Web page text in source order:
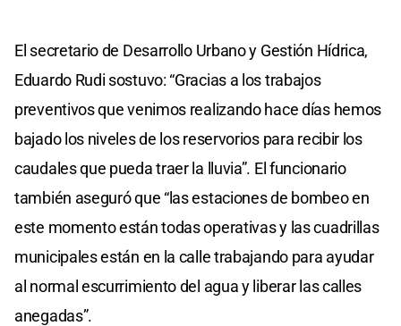
El secretario de Desarrollo Urbano y Gestión Hídrica,
Eduardo Rudi sostuvo: “Gracias a los trabajos
preventivos que venimos realizando hace días hemos
bajado los niveles de los reservorios para recibir los
caudales que pueda traer la lluvia”. El funcionario
también aseguró que “las estaciones de bombeo en
este momento están todas operativas y las cuadrillas
municipales están en la calle trabajando para ayudar
al normal escurrimiento del agua y liberar las calles
anegadas”.